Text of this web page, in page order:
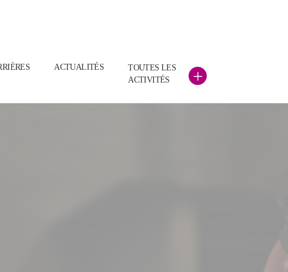
ACTUALITÉS
TOUTES LES
ACTIVITÉS
+